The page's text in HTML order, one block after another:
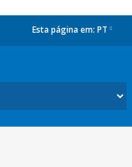
Esta página em: PT